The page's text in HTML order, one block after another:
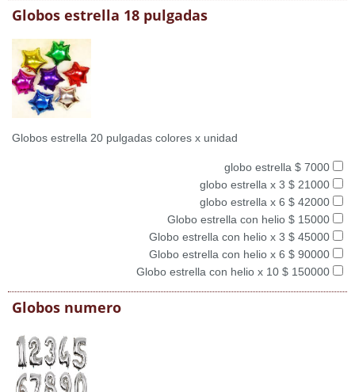
Globos estrella 18 pulgadas
Globos estrella 20 pulgadas colores x unidad
globo estrella $ 7000
globo estrella x 3 $ 21000
globo estrella x 6 $ 42000
Globo estrella con helio $ 15000
Globo estrella con helio x 3 $ 45000
Globo estrella con helio x 6 $ 90000
Globo estrella con helio x 10 $ 150000
Globos numero